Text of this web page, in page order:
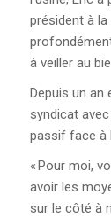
président à la
à veiller au
Depuis un an
syndicat
passif face à
« Pour moi,
avoir les
sur le côté à